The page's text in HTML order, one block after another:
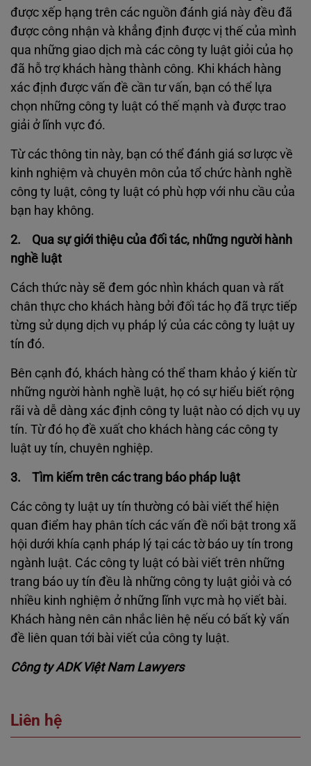
được xếp hạng trên các nguồn đánh giá này đều đã
được công nhận và khẳng định được vị thế của mình
qua những giao dịch mà các công ty luật giỏi của họ
đã hỗ trợ khách hàng thành công. Khi khách hàng
xác định được vấn đề cần tư vấn, bạn có thể lựa
chọn những công ty luật có thế mạnh và được trao
giải ở lĩnh vực đó.
Từ các thông tin này, bạn có thể đánh giá sơ lược về
kinh nghiệm và chuyên môn của tổ chức hành nghề
công ty luật, công ty luật có phù hợp với nhu cầu của
bạn hay không.
2. Qua sự giới thiệu của đối tác, những người hành
nghề luật
Cách thức này sẽ đem góc nhìn khách quan và rất
chân thực cho khách hàng bởi đối tác họ đã trực tiếp
từng sử dụng dịch vụ pháp lý của các công ty luật uy
tín đó.
Bên cạnh đó, khách hàng có thể tham khảo ý kiến từ
những người hành nghề luật, họ có sự hiểu biết rộng
rãi và dễ dàng xác định công ty luật nào có dịch vụ uy
tín. Từ đó họ đề xuất cho khách hàng các công ty
luật uy tín, chuyên nghiệp.
3. Tìm kiếm trên các trang báo pháp luật
Các công ty luật uy tín thường có bài viết thể hiện
quan điểm hay phân tích các vấn đề nổi bật trong xã
hội dưới khía cạnh pháp lý tại các tờ báo uy tín trong
ngành luật. Các công ty luật có bài viết trên những
trang báo uy tín đều là những công ty luật giỏi và có
nhiều kinh nghiệm ở những lĩnh vực mà họ viết bài.
Khách hàng nên cân nhắc liên hệ nếu có bất kỳ vấn
đề liên quan tới bài viết của công ty luật.
Công ty ADK Việt Nam Lawyers
Liên hệ